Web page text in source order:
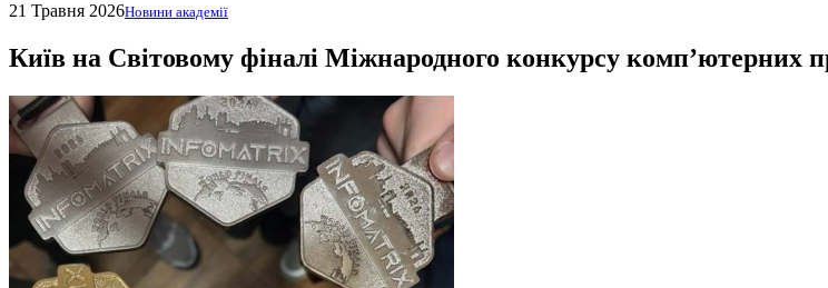
21 Травня 2026Новини академії
Київ на Світовому фіналі Міжнародного конкурсу комп’ютерних